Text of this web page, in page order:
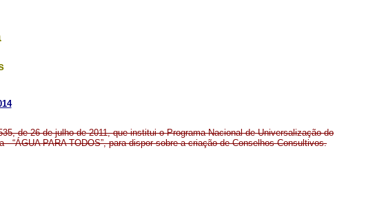
de 26 de julho de 2011, que institui o Programa Nacional de Universalização do
- “ÁGUA PARA TODOS”, para dispor sobre a criação de Conselhos Consultivos.